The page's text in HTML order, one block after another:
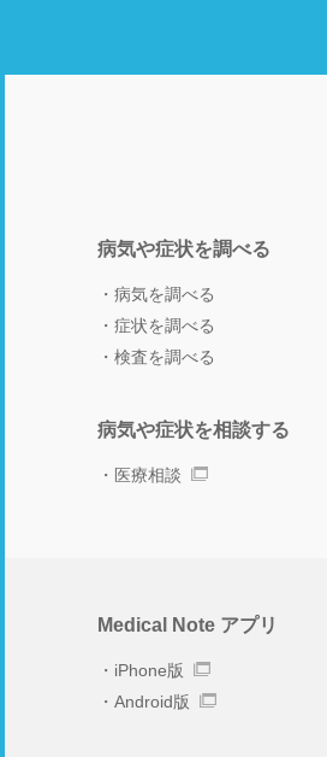
病気や症状を調べる
病気を調べる
症状を調べる
検査を調べる
病気や症状を相談する
医療相談
Medical Note アプリ
iPhone版
Android版